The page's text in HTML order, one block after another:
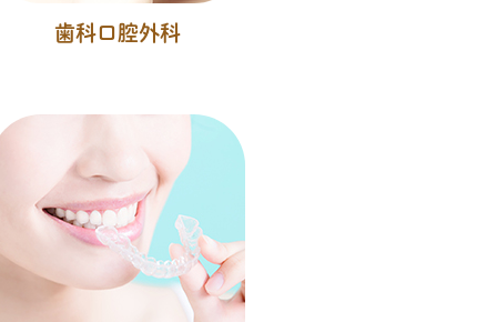
歯科口腔外科